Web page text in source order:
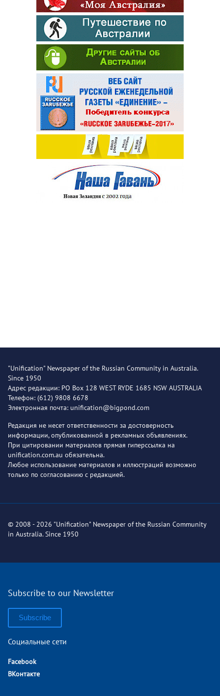
"Unification" Newspaper of the Russian Community in Australia.
Since 1950
Адрес редакции: PO Box 128 WEST RYDE 1685 NSW AUSTRALIA
Телефон: (612) 9808 6678
Электронная почта: unification@bigpond.com
Редакция не несет ответственности за достоверность
информации, опубликованной в рекламных объявлениях.
При цитировании материалов прямая гиперссылка на
unification.com.au обязательна.
Любое использование материалов и иллюстраций возможно
только по согласованию с редакцией.
© 2008 - 2026 "Unification" Newspaper of the Russian Community
in Australia. Since 1950
Subscribe to our Newsletter
Subscribe
Социальные сети
Facebook
ВКонтакте